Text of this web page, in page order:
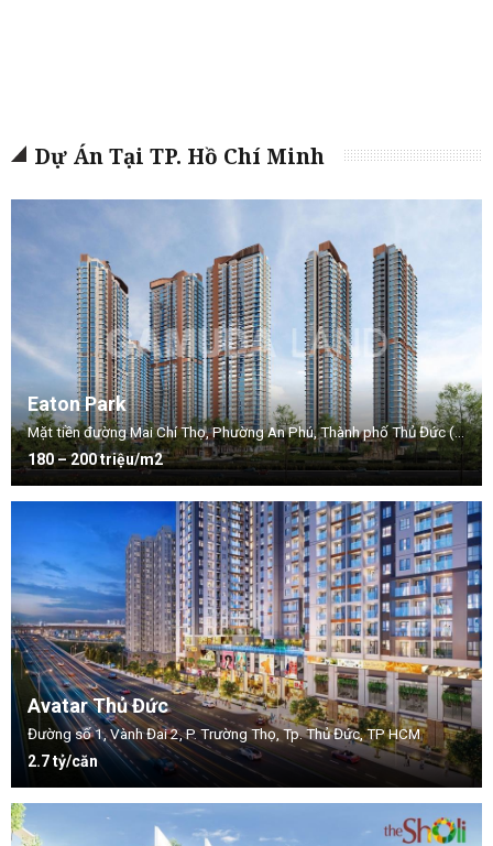
Dự Án Tại TP. Hồ Chí Minh
Eaton Park
Mặt tiền đường Mai Chí Thọ, Phường An Phú, Thành phố Thủ Đức (Quận 2 cũ), TP.HCM
180 – 200 triệu/m2
Avatar Thủ Đức
Đường số 1, Vành Đai 2, P. Trường Thọ, Tp. Thủ Đức, TP HCM
2.7 tỷ/căn